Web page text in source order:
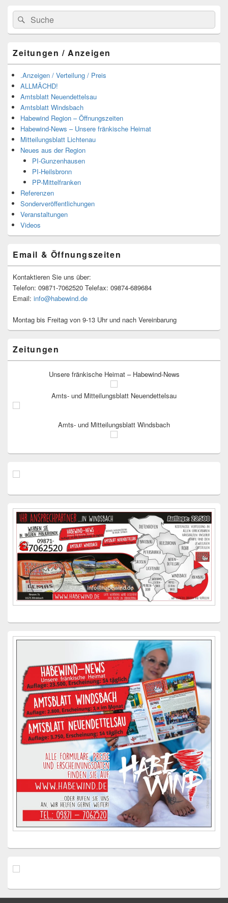
Suchen
nach:
Suchen
Zeitungen / Anzeigen
.Anzeigen / Verteilung / Preis
ALLMÄCHD!
Amtsblatt Neuendettelsau
Amtsblatt Windsbach
Habewind Region – Öffnungszeiten
Habewind-News – Unsere fränkische Heimat
Mitteilungsblatt Lichtenau
Neues aus der Region
PI-Gunzenhausen
PI-Heilsbronn
PP-Mittelfranken
Referenzen
Sonderveröffentlichungen
Veranstaltungen
Videos
Email & Öffnungszeiten
Kontaktieren Sie uns über:
Telefon: 09871-7062520 Telefax: 09874-689684
Email: info@habewind.de
Montag bis Freitag von 9-13 Uhr und nach Vereinbarung
Zeitungen
Unsere fränkische Heimat – Habewind-News
Amts- und Mitteilungsblatt Neuendettelsau
Amts- und Mitteilungsblatt Windsbach